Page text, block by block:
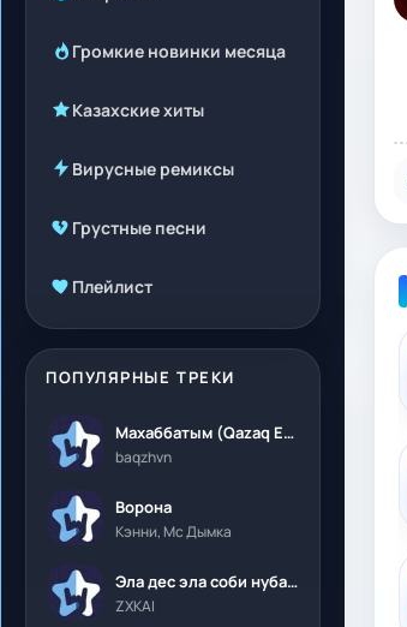
Громкие новинки месяца
Казахские хиты
Вирусные ремиксы
Грустные песни
Плейлист
ПОПУЛЯРНЫЕ ТРЕКИ
Махаббатым (Qazaq Edition)
baqzhvn
Ворона
Кэнни, Мс Дымка
Эла дес эла соби нубалеприсон
ZXKAI